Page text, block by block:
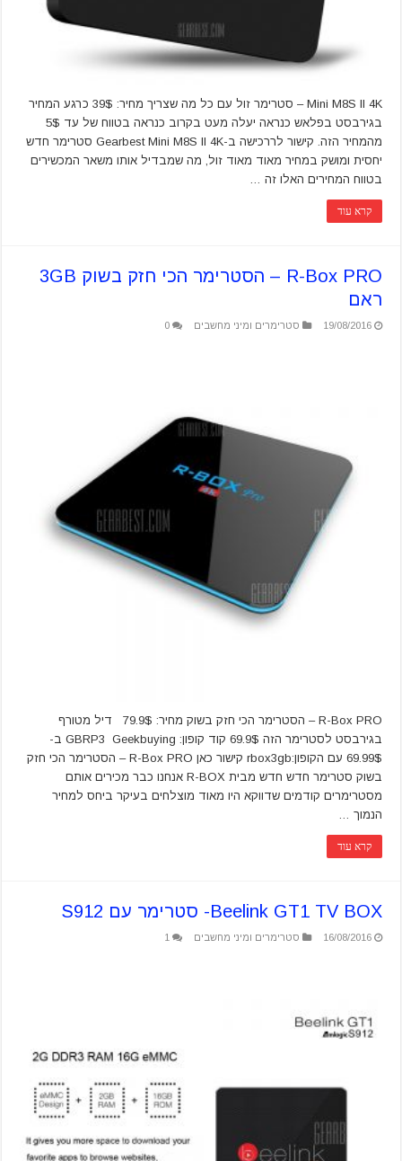
Mini M8S II 4K – סטרימר זול עם כל מה שצריך מחיר: 39$ כרגע המחיר
בגירבסט בפלאש כנראה יעלה מעט בקרוב כנראה בטווח של עד 5$
מהמחיר הזה. קישור לררכישה ב-Gearbest Mini M8S II 4K סטרימר חדש
יחסית ומושק במחיר מאוד מאוד זול, מה שמבדיל אותו משאר המכשירים
בטווח המחירים האלו זה …
קרא עוד
R-Box PRO – הסטרימר הכי חזק בשוק 3GB
ראם
19/08/2016 סטרימרים ומיני מחשבים 0
R-Box PRO – הסטרימר הכי חזק בשוק מחיר: 79.9$ דיל מטורף
בגירבסט לסטרימר הזה 69.9$ קוד קופון: GBRP3 Geekbuying ב-
69.99$ עם הקופון:rbox3gb קישור כאן R-Box PRO – הסטרימר הכי חזק
בשוק סטרימר חדש חדש מבית R-BOX אנחנו כבר מכירים אותם
מסטרימרים קודמים שדווקא היו מאוד מוצלחים בעיקר ביחס למחיר
הנמוך …
קרא עוד
Beelink GT1 TV BOX- סטרימר עם S912
16/08/2016 סטרימרים ומיני מחשבים 1